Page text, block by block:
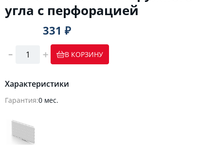
угла с перфорацией
Характеристики
Гарантия:0 мес.
331 ₽
В КОРЗИНУ